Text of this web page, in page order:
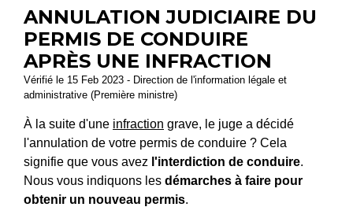
ANNULATION JUDICIAIRE DU
PERMIS DE CONDUIRE
APRÈS UNE INFRACTION
Vérifié le 15 Feb 2023 - Direction de l'information légale et
administrative (Première ministre)
À la suite d'une infraction grave, le juge a décidé
l'annulation de votre permis de conduire ? Cela
signifie que vous avez l'interdiction de conduire.
Nous vous indiquons les démarches à faire pour
obtenir un nouveau permis.